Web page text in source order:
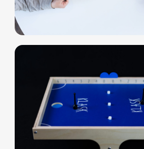
info@smiletogo.ru
Фото и видео Музыкальные
Фотобудка
Фруктовый оркестр